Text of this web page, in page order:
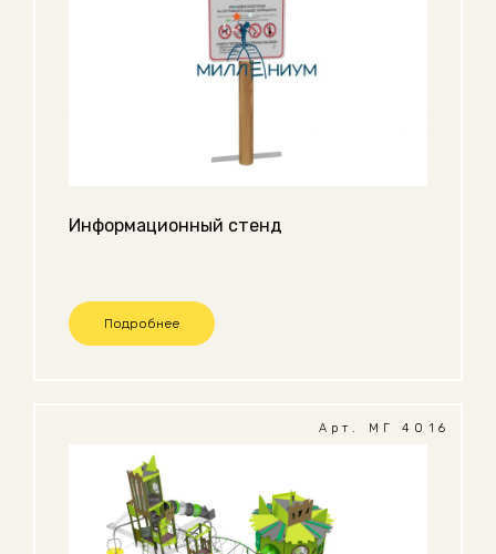
Информационный стенд
Подробнее
Арт. МГ 4016